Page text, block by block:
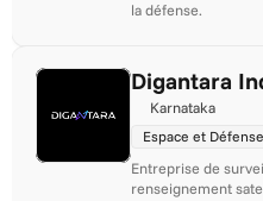
la défense.
Digantara
Karnataka
Espace et Défense
Entreprise de
renseignement